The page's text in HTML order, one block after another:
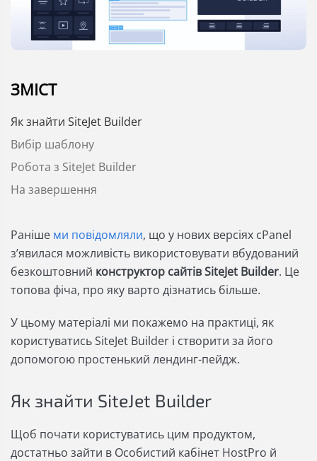
ЗМІСТ
Як знайти SiteJet Builder
Вибір шаблону
Робота з SiteJet Builder
На завершення
Раніше ми повідомляли, що у нових версіях cPanel
з’явилася можливість використовувати вбудований
безкоштовний конструктор сайтів SiteJet Builder. Це
топова фіча, про яку варто дізнатись більше.
У цьому матеріалі ми покажемо на практиці, як
користуватись SiteJet Builder і створити за його
допомогою простенький лендинг-пейдж.
Як знайти SiteJet Builder
Щоб почати користуватись цим продуктом,
достатньо зайти в Особистий кабінет HostPro й